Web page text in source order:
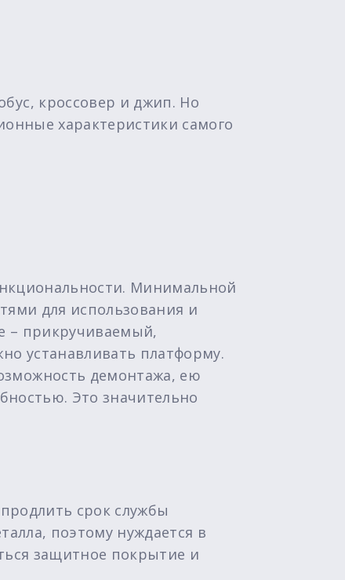
кроссовер и джип. Но
характеристики самого
Минимальной
для использования и
– прикручиваемый,
устанавливать платформу.
демонтажа, ею
Это значительно
срок службы
поэтому нуждается в
защитное покрытие и